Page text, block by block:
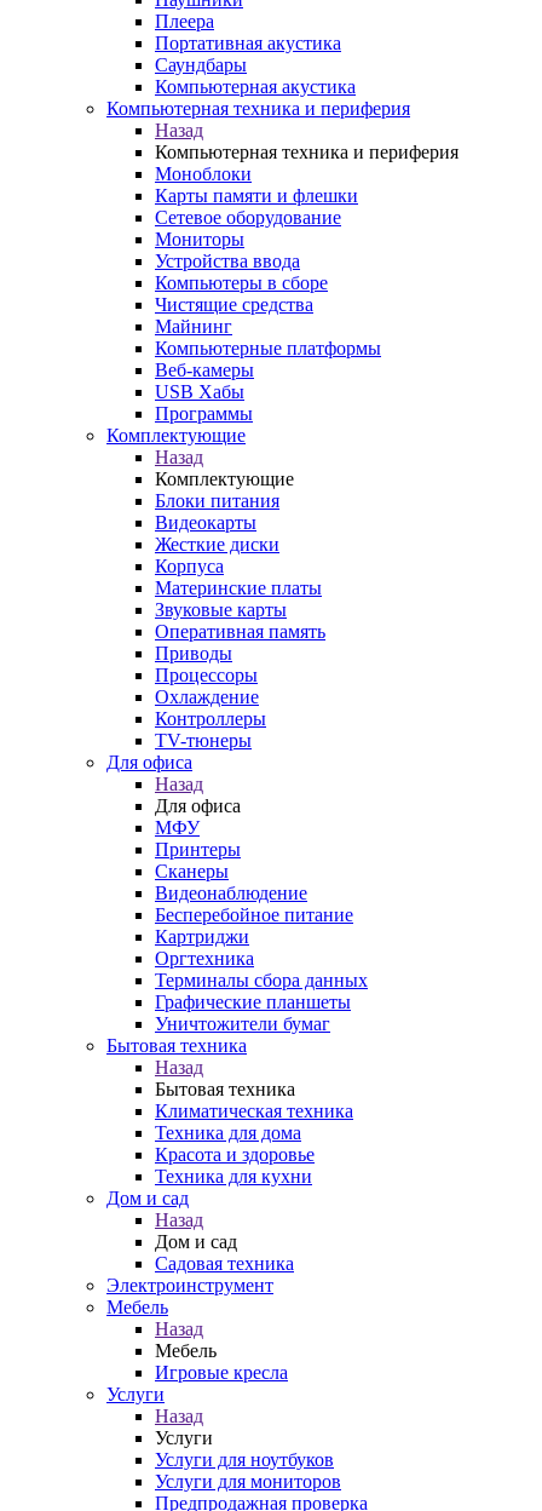
Плеера
Портативная акустика
Саундбары
Компьютерная акустика
Компьютерная техника и периферия
Назад
Компьютерная техника и периферия
Моноблоки
Карты памяти и флешки
Сетевое оборудование
Мониторы
Устройства ввода
Компьютеры в сборе
Чистящие средства
Майнинг
Компьютерные платформы
Веб-камеры
USB Хабы
Программы
Комплектующие
Назад
Комплектующие
Блоки питания
Видеокарты
Жесткие диски
Корпуса
Материнские платы
Звуковые карты
Оперативная память
Приводы
Процессоры
Охлаждение
Контроллеры
TV-тюнеры
Для офиса
Назад
Для офиса
МФУ
Принтеры
Сканеры
Видеонаблюдение
Бесперебойное питание
Картриджи
Оргтехника
Терминалы сбора данных
Графические планшеты
Уничтожители бумаг
Бытовая техника
Назад
Бытовая техника
Климатическая техника
Техника для дома
Красота и здоровье
Техника для кухни
Дом и сад
Назад
Дом и сад
Садовая техника
Электроинструмент
Мебель
Назад
Мебель
Игровые кресла
Услуги
Назад
Услуги
Услуги для ноутбуков
Услуги для мониторов
Предпродажная проверка